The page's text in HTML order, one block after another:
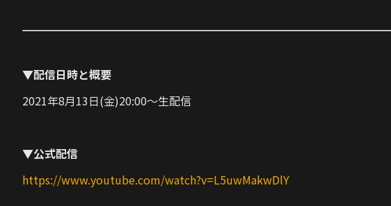
▼配信日時と概要
2021年8月13日(金)20:00～生配信
▼公式配信
https://www.youtube.com/watch?v=L5uwMakwDlY